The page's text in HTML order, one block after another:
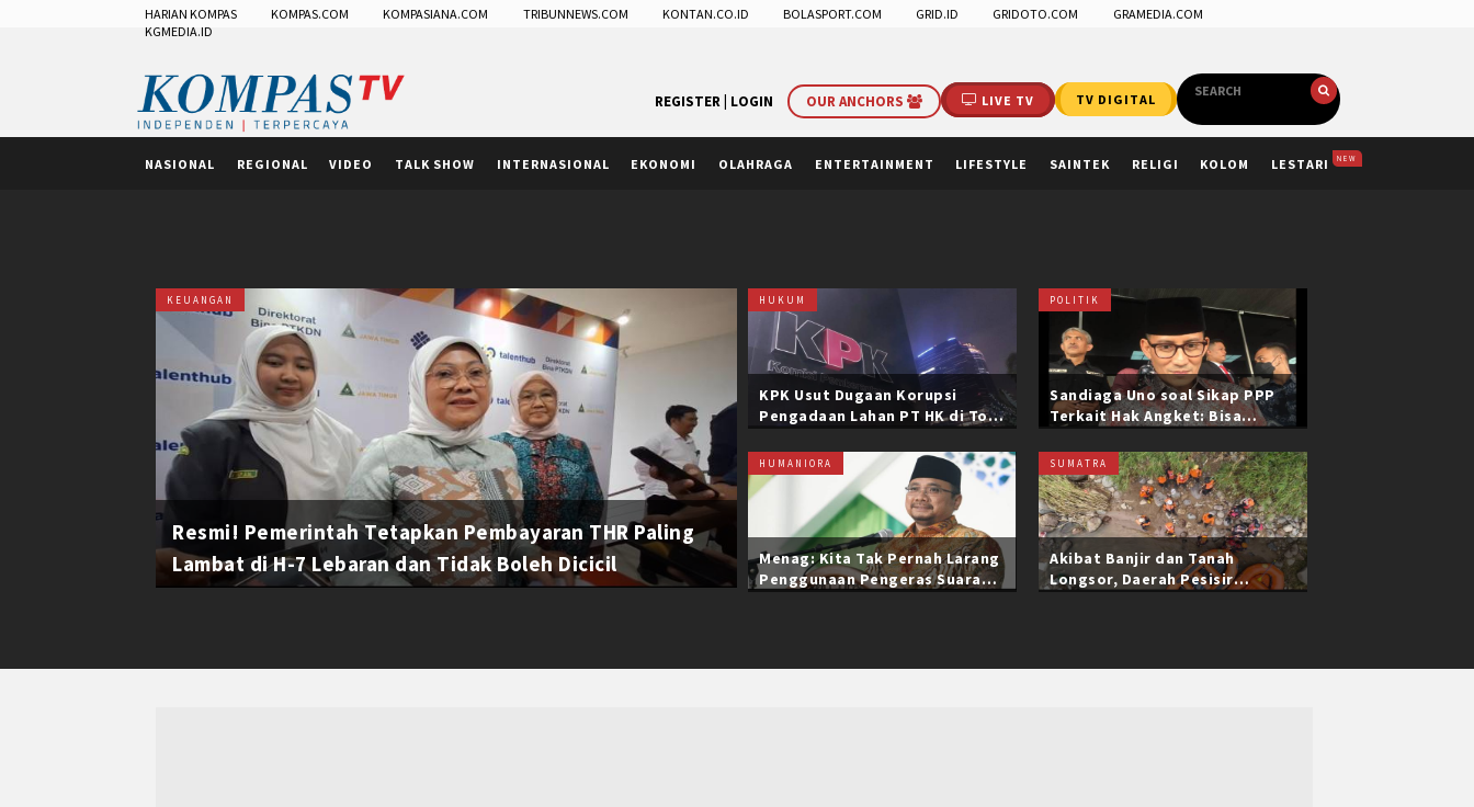
HARIAN KOMPAS KOMPAS.COM KOMPASIANA.COM TRIBUNNEWS.COM KONTAN.CO.ID BOLASPORT.COM GRID.ID GRIDOTO.COM
GRAMEDIA.COM
KGMEDIA.ID
LIVE TV TV DIGITAL
REGISTER | LOGIN OUR ANCHORS
NASIONAL REGIONAL VIDEO TALK SHOW INTERNASIONAL EKONOMI OLAHRAGA ENTERTAINMENT LIFESTYLE SAINTEK RELIGI KOLOM LESTARI NEW
KEUANGAN
Resmi! Pemerintah Tetapkan Pembayaran THR Paling
Lambat di H-7 Lebaran dan Tidak Boleh Dicicil
HUKUM
KPK Usut Dugaan Korupsi
Pengadaan Lahan PT HK di Tol
Belasan Miliar
POLITIK
Sandiaga Uno soal Sikap PPP
Terkait Hak Angket: Bisa
HUMANIORA
Menag: Kita Tak Pernah Larang
Penggunaan Pengeras Suara
SUMATRA
Akibat Banjir dan Tanah
Longsor, Daerah Pesisir